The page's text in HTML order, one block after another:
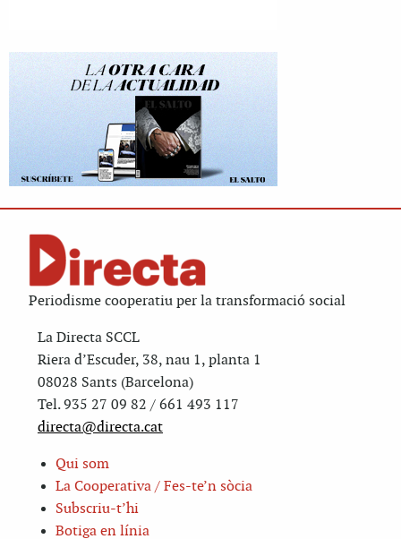
Periodisme cooperatiu per la transformació social
La Directa SCCL
Riera d’Escuder, 38, nau 1, planta 1
08028 Sants (Barcelona)
Tel. 935 27 09 82 / 661 493 117
directa@directa.cat
Qui som
La Cooperativa / Fes-te’n sòcia
Subscriu-t’hi
Botiga en línia